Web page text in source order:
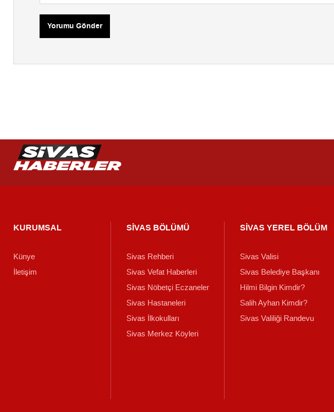
Yorumu Gönder
KURUMSAL
Künye
İletişim
SİVAS BÖLÜMÜ
Sivas Rehberi
Sivas Vefat Haberleri
Sivas Nöbetçi Eczaneler
Sivas Hastaneleri
Sivas İlkokulları
Sivas Merkez Köyleri
SİVAS YEREL BÖLÜM
Sivas Valisi
Sivas Belediye Başkanı
Hilmi Bilgin Kimdir?
Salih Ayhan Kimdir?
Sivas Valiliği Randevu